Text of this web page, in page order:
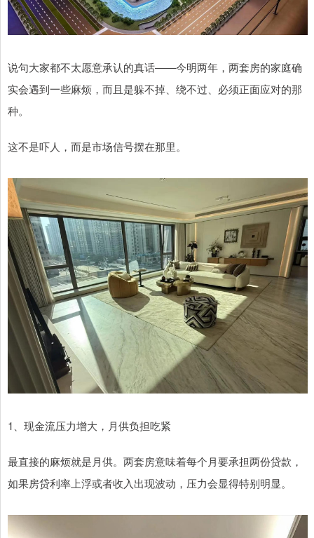
说句大家都不太愿意承认的真话——今明两年，两套房的家庭确
实会遇到一些麻烦，而且是躲不掉、绕不过、必须正面应对的那
种。
这不是吓人，而是市场信号摆在那里。
1、现金流压力增大，月供负担吃紧
最直接的麻烦就是月供。两套房意味着每个月要承担两份贷款，
如果房贷利率上浮或者收入出现波动，压力会显得特别明显。